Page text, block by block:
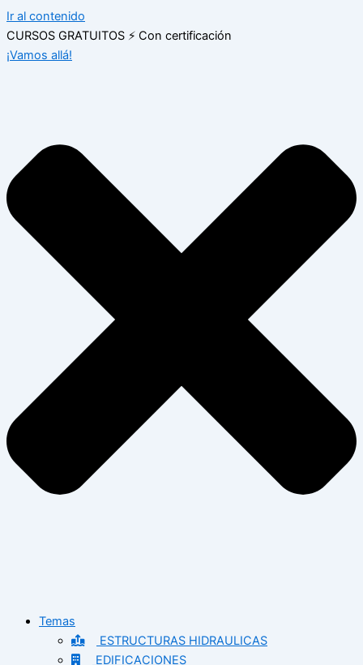
Ir al contenido
CURSOS GRATUITOS ⚡ Con certificación
¡Vamos allá!
Temas
ESTRUCTURAS HIDRAULICAS
EDIFICACIONES